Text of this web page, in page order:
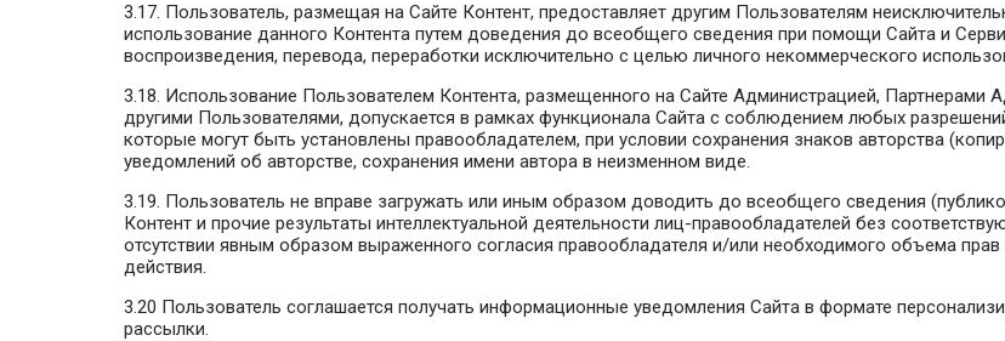
3.17. Пользователь, размещая на Сайте Контент, предоставляет другим Пользователям
использование данного Контента путем доведения до всеобщего сведения при помощи Сайта и
воспроизведения, перевода, переработки исключительно с целью личного некоммерческого
3.18. Использование Пользователем Контента, размещенного на Сайте Администрацией, Партнерами
другими Пользователями, допускается в рамках функционала Сайта с соблюдением любых
которые могут быть установлены правообладателем, при условии сохранения знаков авторства
уведомлений об авторстве, сохранения имени автора в неизменном виде.
3.19. Пользователь не вправе загружать или иным образом доводить до всеобщего сведения
Контент и прочие результаты интеллектуальной деятельности лиц-правообладателей без
отсутствии явным образом выраженного согласия правообладателя и/или необходимого объема прав
действия.
3.20 Пользователь соглашается получать информационные уведомления Сайта в формате
рассылки.